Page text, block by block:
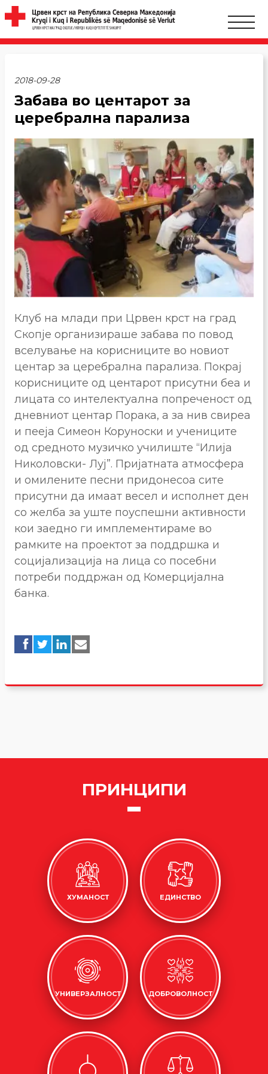
2018-09-28
Забава во центарот за
церебрална парализа
Клуб на млади при Црвен крст на град
Скопје организираше забава по повод
вселување на корисниците во новиот
центар за церебрална парализа. Покрај
корисниците од центарот присутни беа и
лицата со интелектуална попреченост од
дневниот центар Порака, а за нив свиреа
и пееја Симеон Коруноски и учениците
од средното музичко училиште “Илија
Николовски- Луј”. Пријатната атмосфера
и омилените песни придонесоа сите
присутни да имаат весел и исполнет ден
со желба за уште поуспешни активности
кои заедно ги имплементираме во
рамките на проектот за поддршка и
социјализација на лица со посебни
потреби поддржан од Комерцијална
банка.
ПРИНЦИПИ
ХУМАНОСТ ЕДИНСТВО
УНИВЕРЗАЛНОСТ ДОБРОВОЛНОСТ